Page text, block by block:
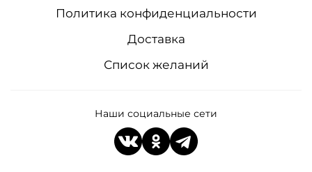
Политика конфиденциальности
Доставка
Список желаний
Наши социальные сети